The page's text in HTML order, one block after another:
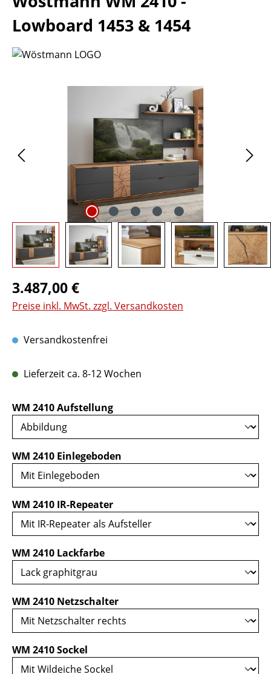
Lowboard 1453 & 1454
Regulärer Preis:
3.487,00 €
Preise inkl. MwSt. zzgl. Versandkosten
Versandkostenfrei
Lieferzeit ca. 8-12 Wochen
WM 2410 Aufstellungauswählen
WM 2410 Einlegeboden
WM 2410 IR-Repeaterauswählen
WM 2410 Lackfarbeauswählen
WM 2410 Netzschalterauswählen
WM 2410 Sockel